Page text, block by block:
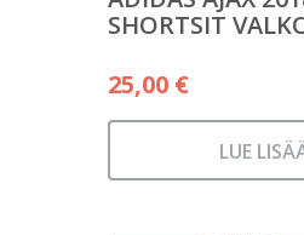
SHORTSIT
25,00 €
LUE